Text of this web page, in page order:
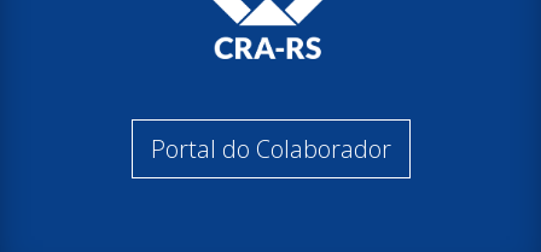
Portal do Colaborador